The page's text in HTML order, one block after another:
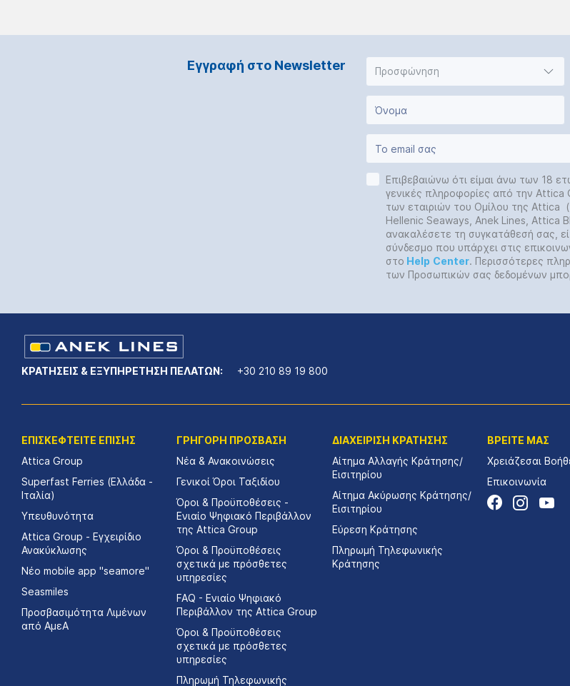
Εγγραφή στο Νewsletter Προσφώνηση
Επιβεβαιώνω ότι είμαι άνω των 18
γενικές πληροφορίες από την Attica
των εταιριών του Ομίλου της Attica
Hellenic Seaways, Anek Lines, Attica
ανακαλέσετε τη συγκατάθεσή σας,
σύνδεσμο που υπάρχει στις
στο Help Center. Περισσότερες
των Προσωπικών σας δεδομένων
ΚΡΑΤΗΣΕΙΣ & ΕΞΥΠΗΡΕΤΗΣΗ ΠΕΛΑΤΩΝ: +30 210 89 19 800
ΕΠΙΣΚΕΦΤΕΙΤΕ ΕΠΙΣΗΣ
Attica Group
Superfast Ferries (Ελλάδα -
Ιταλία)
Υπευθυνότητα
Attica Group - Εγχειρίδιο
Ανακύκλωσης
Νέο mobile app "seamore"
Seasmiles
Προσβασιμότητα Λιμένων
από ΑμεΑ
ΓΡΗΓΟΡΗ ΠΡΟΣΒΑΣΗ
Νέα & Ανακοινώσεις
Γενικοί Όροι Ταξιδίου
Όροι & Προϋποθέσεις -
Ενιαίο Ψηφιακό Περιβάλλον
της Attica Group
Όροι & Προϋποθέσεις
σχετικά με πρόσθετες
υπηρεσίες
FAQ - Ενιαίο Ψηφιακό
Περιβάλλον της Attica Group
Όροι & Προϋποθέσεις
σχετικά με πρόσθετες
υπηρεσίες
Πληρωμή Τηλεφωνικής
ΔΙΑΧΕΙΡΙΣΗ ΚΡΑΤΗΣΗΣ
Αίτημα Αλλαγής Κράτησης/
Εισιτηρίου
Αίτημα Ακύρωσης Κράτησης/
Εισιτηρίου
Εύρεση Κράτησης
Πληρωμή Τηλεφωνικής
Κράτησης
ΒΡΕΙΤΕ ΜΑΣ
Χρειάζεσαι
Επικοινωνία